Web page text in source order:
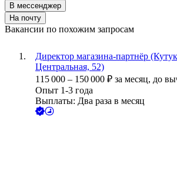
В мессенджер
На почту
Вакансии по похожим запросам
Директор магазина-партнёр
Центральная, 52)
115 000 – 150 000 ₽ за месяц, до
Опыт 1-3 года
Выплаты: Два раза в месяц